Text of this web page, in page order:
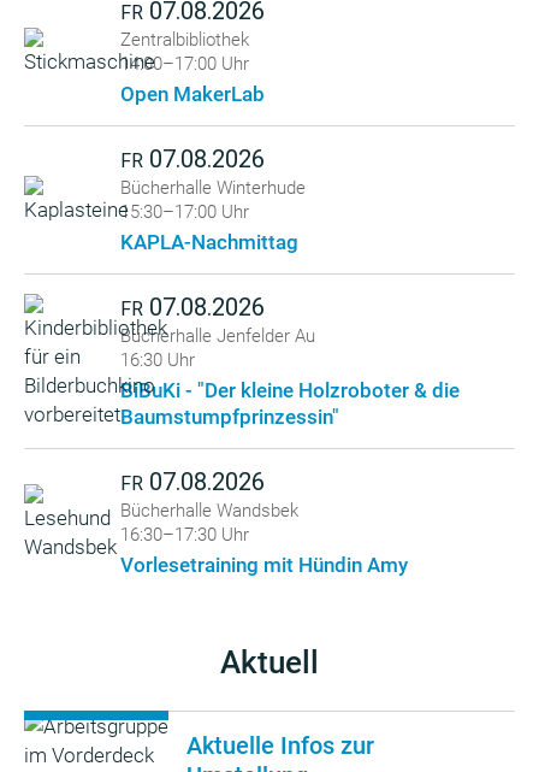
FR 07.08.2026
Zentralbibliothek
14:00–17:00 Uhr
Open MakerLab
FR 07.08.2026
Bücherhalle Winterhude
15:30–17:00 Uhr
KAPLA-Nachmittag
FR 07.08.2026
Bücherhalle Jenfelder Au
16:30 Uhr
BiBuKi - "Der kleine Holzroboter & die
Baumstumpfprinzessin"
FR 07.08.2026
Bücherhalle Wandsbek
16:30–17:30 Uhr
Vorlesetraining mit Hündin Amy
Aktuell
Aktuelle Infos zur